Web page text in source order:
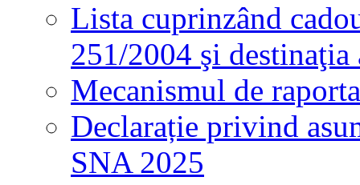
Lista cuprinzând
251/2004 şi destinaţia
Mecanismul de
Declarație privind
SNA 2025